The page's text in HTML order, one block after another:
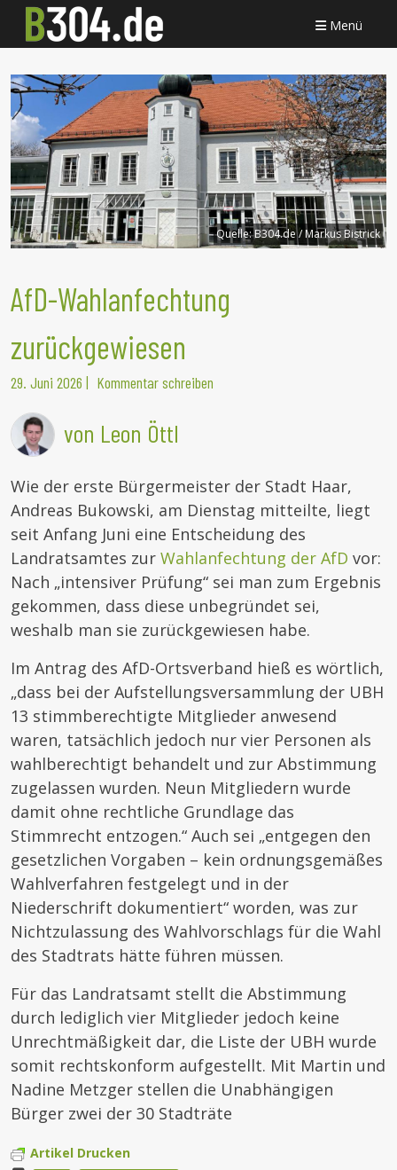
Menü
Quelle:B304.de / Markus Bistrick
AfD-Wahlanfechtung
zurückgewiesen
29. Juni 2026 | Kommentar schreiben
von Leon Öttl
Wie der erste Bürgermeister der Stadt Haar,
Andreas Bukowski, am Dienstag mitteilte, liegt
seit Anfang Juni eine Entscheidung des
Landratsamtes zur Wahlanfechtung der AfD vor:
Nach „intensiver Prüfung“ sei man zum Ergebnis
gekommen, dass diese unbegründet sei,
weshalb man sie zurückgewiesen habe.
Im Antrag des AfD-Ortsverband hieß es wörtlich,
„dass bei der Aufstellungsversammlung der UBH
13 stimmberechtigte Mitglieder anwesend
waren, tatsächlich jedoch nur vier Personen als
wahlberechtigt behandelt und zur Abstimmung
zugelassen wurden. Neun Mitgliedern wurde
damit ohne rechtliche Grundlage das
Stimmrecht entzogen.“ Auch sei „entgegen den
gesetzlichen Vorgaben – kein ordnungsgemäßes
Wahlverfahren festgelegt und in der
Niederschrift dokumentiert“ worden, was zur
Nichtzulassung des Wahlvorschlags für die Wahl
des Stadtrats hätte führen müssen.
Für das Landratsamt stellt die Abstimmung
durch lediglich vier Mitglieder jedoch keine
Unrechtmäßigkeit dar, die Liste der UBH wurde
somit rechtskonform aufgestellt. Mit Martin und
Nadine Metzger stellen die Unabhängigen
Bürger zwei der 30 Stadträte
Artikel Drucken